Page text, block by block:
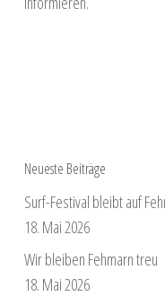
Neueste Beiträge
Surf-Festival bleibt auf
18. Mai 2026
Wir bleiben Fehmarn treu
18. Mai 2026